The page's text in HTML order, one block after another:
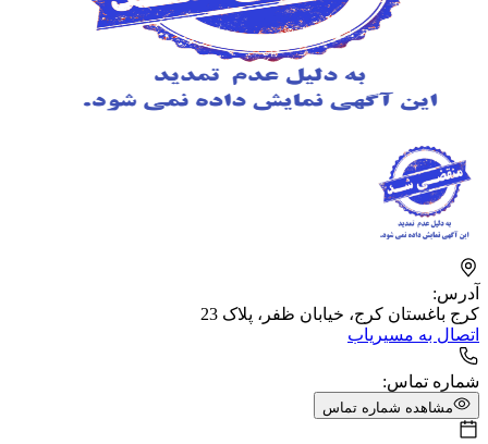
آدرس:
کرج باغستان کرج، خیابان ظفر، پلاک 23
اتصال به مسیریاب
شماره تماس:
مشاهده شماره تماس